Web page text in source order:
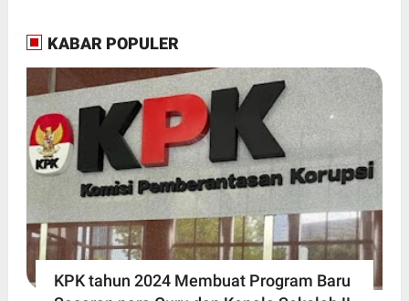
KABAR POPULER
KPK tahun 2024 Membuat Program Baru